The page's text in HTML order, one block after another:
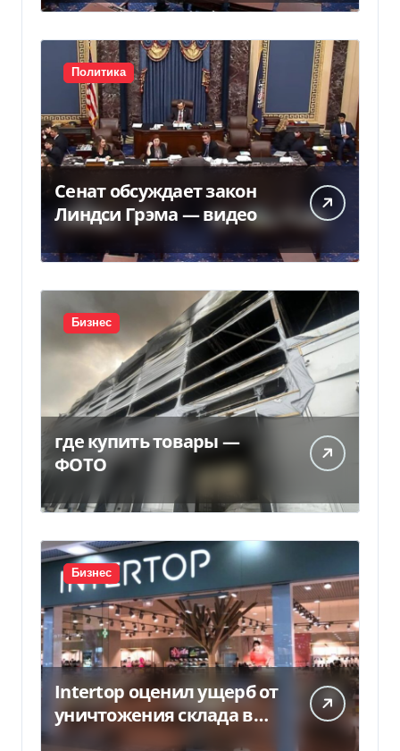
Политика
Сенат обсуждает закон
Линдси Грэма — видео
Бизнес
где купить товары —
ФОТО
Бизнес
Intertop оценил ущерб от
уничтожения склада в
450 млн грн